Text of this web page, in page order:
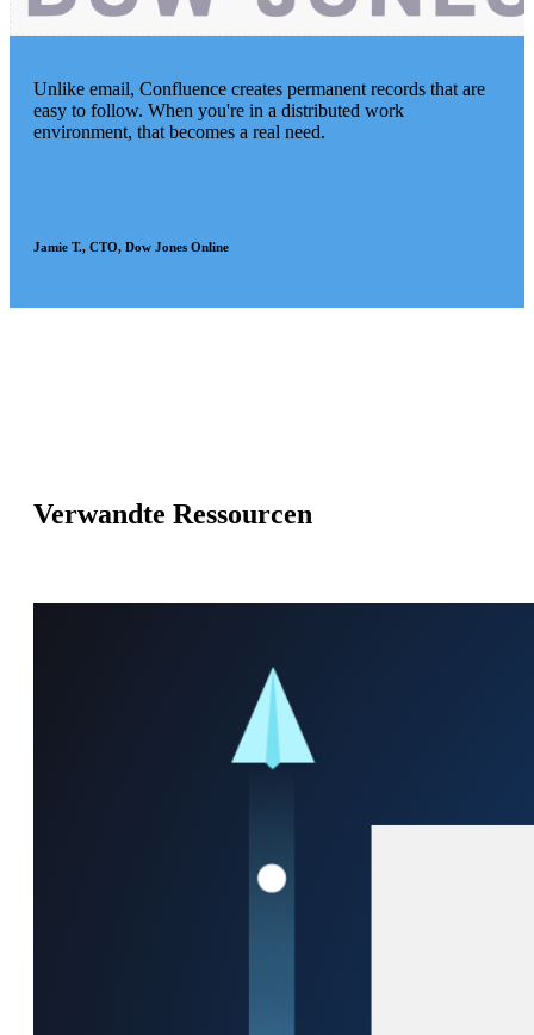
Unlike email, Confluence creates permanent records that are
easy to follow. When you're in a distributed work
environment, that becomes a real need.
Jamie T., CTO, Dow Jones Online
Verwandte Ressourcen